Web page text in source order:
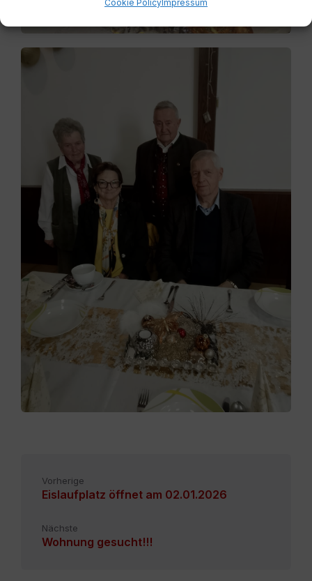
Cookie PolicyImpressum
Vorherige
Eislaufplatz öffnet am 02.01.2026
Nächste
Wohnung gesucht!!!